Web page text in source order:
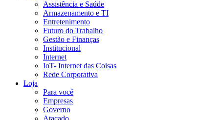
Assistência e Saúde
Armazenamento e TI
Entretenimento
Futuro do Trabalho
Gestão e Finanças
Institucional
Internet
IoT- Internet das Coisas
Rede Corporativa
Loja
Para você
Empresas
Governo
Atacado